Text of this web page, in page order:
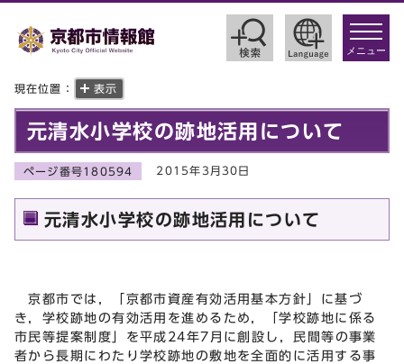
toggle
メニュー
現在位置： 表示
元清水小学校の跡地活用について
ページ番号180594 2015年3月30日
元清水小学校の跡地活用について
京都市では，「京都市資産有効活用基本方針」に基づ
き，学校跡地の有効活用を進めるため，「学校跡地に係る
市民等提案制度」を平成24年7月に創設し，民間等の事業
者から長期にわたり学校跡地の敷地を全面的に活用する事